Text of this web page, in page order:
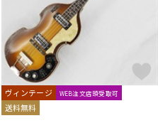
電子ピアノ
その他楽器
ヴィンテージ WEB注文店頭受取可
送料無料